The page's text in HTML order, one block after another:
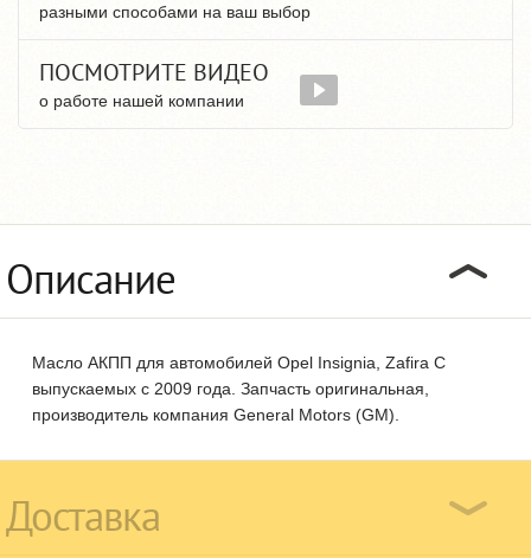
разными способами на ваш выбор
ПОСМОТРИТЕ ВИДЕО
о работе нашей компании
Описание
Масло АКПП для автомобилей Opel Insignia, Zafira C
выпускаемых с 2009 года. Запчасть оригинальная,
производитель компания General Motors (GM).
Доставка